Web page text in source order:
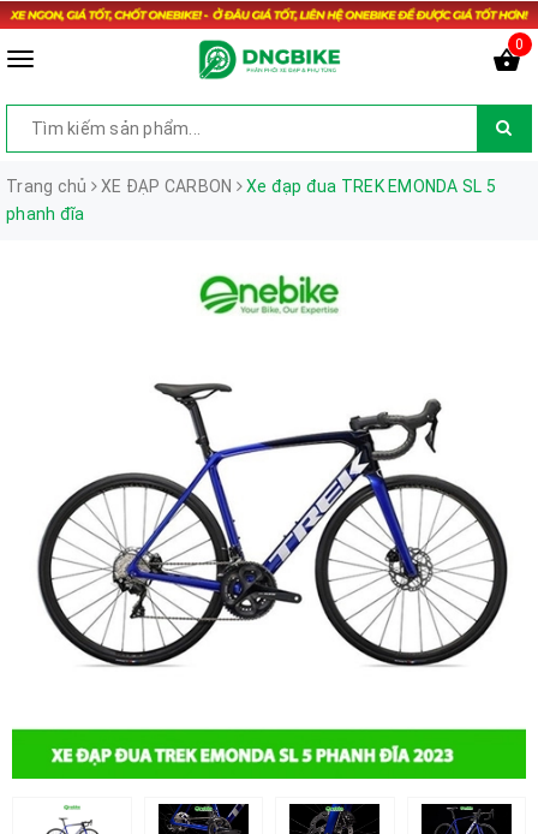
0
Trang chủ XE ĐẠP CARBON
Xe đạp đua TREK EMONDA SL 5
phanh đĩa